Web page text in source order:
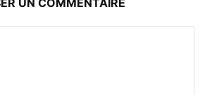
UN COMMENTAIRE